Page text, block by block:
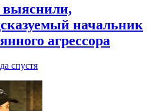
выяснили,
начальник
агрессора
спустя